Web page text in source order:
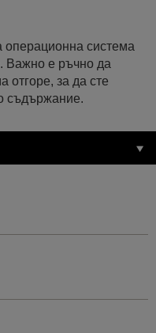
система
Важно е ръчно да
отгоре, за да сте
съдържание.